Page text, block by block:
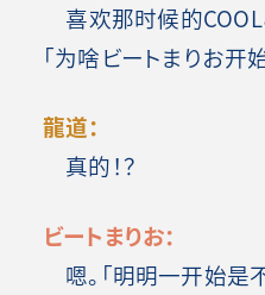
喜欢那时候的COOL
「为啥ビートまりお开
龍道：
真的！？
ビートまりお：
嗯。「明明一开始是